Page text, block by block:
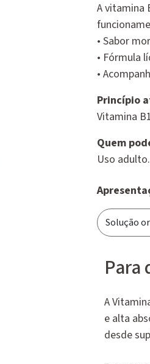
A vitamina
• Sabor
• Fórmula
•
Princípio
Vitamina
Quem
Uso adulto.
Para
A
e alta
desde